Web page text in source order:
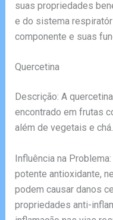
suas propriedades
e do sistema
componente e suas
Quercetina
Descrição: A
encontrado em frutas
além de vegetais e chá.
Influência na
potente antioxidante,
podem causar danos
propriedades anti-